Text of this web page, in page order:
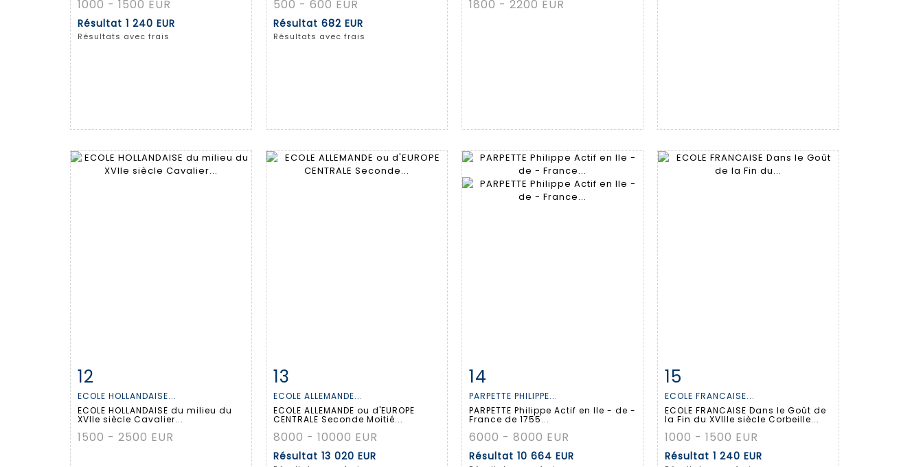
1000 - 1500 EUR
Résultat 1 240 EUR
Résultats avec frais
500 - 600 EUR
Résultat 682 EUR
Résultats avec frais
1800 - 2200 EUR
Fiche détaillée
12
ECOLE HOLLANDAISE...
ECOLE HOLLANDAISE du milieu du
XVIIe siècle Cavalier...
1500 - 2500 EUR
Fiche détaillée
13
ECOLE ALLEMANDE...
ECOLE ALLEMANDE ou d'EUROPE
CENTRALE Seconde Moitié...
8000 - 10000 EUR
Résultat 13 020 EUR
Fiche détaillée
14
PARPETTE PHILIPPE...
PARPETTE Philippe Actif en Ile - de -
France de 1755...
6000 - 8000 EUR
Résultat 10 664 EUR
Fiche détaillée
15
ECOLE FRANCAISE...
ECOLE FRANCAISE Dans le Goût de
la Fin du XVIIIe siècle Corbeille...
1000 - 1500 EUR
Résultat 1 240 EUR